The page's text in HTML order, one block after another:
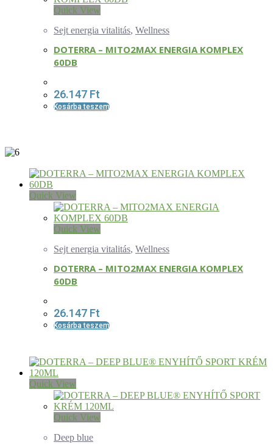
Quick View
Sejt energia vitalitás, Wellness
DOTERRA – MITO2MAX ENERGIA KOMPLEX
60DB
26.147 Ft
Kosárba teszem
Quick View
Quick View
Sejt energia vitalitás, Wellness
DOTERRA – MITO2MAX ENERGIA KOMPLEX
60DB
26.147 Ft
Kosárba teszem
Quick View
Quick View
Deep blue